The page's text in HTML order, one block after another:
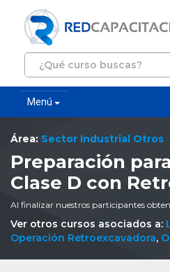
Menú
Área: Sector Industrial Otros
Preparación
Clase D con
Al finalizar nuestros participantes
Ver otros cursos asociados a:
Operación Retroexcavadora,